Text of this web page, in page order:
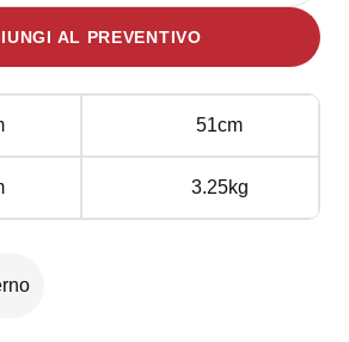
Rossa
AL PREVENTIVO
51cm
3.25kg